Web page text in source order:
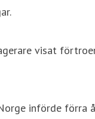
visat
införde förra